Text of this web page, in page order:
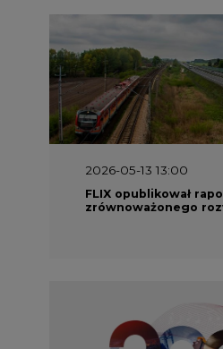
2026-05-13 13:00
FLIX opublikował
zrównoważonego